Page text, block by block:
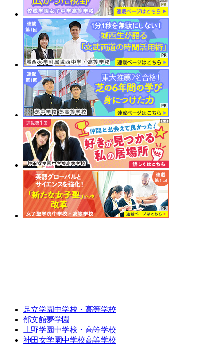
足立学園中学校・高等学校
郁文館夢学園
上野学園中学校・高等学校
神田女学園中学校高等学校